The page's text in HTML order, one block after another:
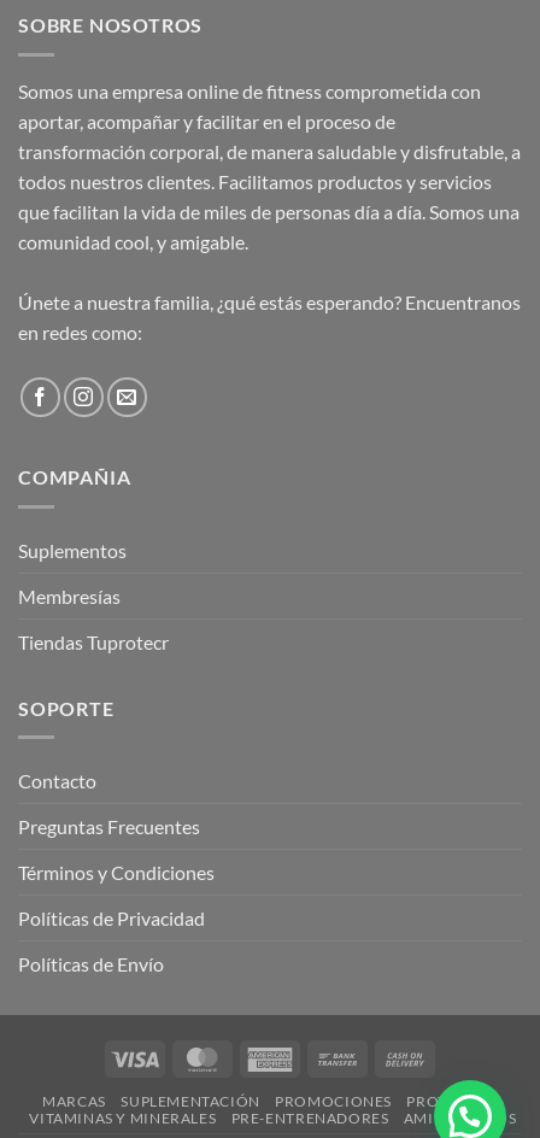
SOBRE NOSOTROS
Somos una empresa online de fitness comprometida con
aportar, acompañar y facilitar en el proceso de
transformación corporal, de manera saludable y disfrutable, a
todos nuestros clientes. Facilitamos productos y servicios
que facilitan la vida de miles de personas día a día. Somos una
comunidad cool, y amigable.
Únete a nuestra familia, ¿qué estás esperando? Encuentranos
en redes como:
COMPAÑIA
Suplementos
Membresías
Tiendas Tuprotecr
SOPORTE
Contacto
Preguntas Frecuentes
Términos y Condiciones
Políticas de Privacidad
Políticas de Envío
Visa MasterCardAmerican
Bank
On
Delivery
MARCAS SUPLEMENTACIÓN PROMOCIONES
PROTEÍNAS
VITAMINAS Y MINERALES
PRE-ENTRENADORES AMINOÁCIDOS